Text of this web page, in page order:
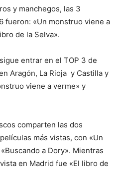
y manchegos, las 3
fueron: «Un monstruo viene a
de la Selva».
entrar en el TOP 3 de
Aragón, La Rioja y Castilla y
viene a verme» y
comparten las dos
más vistas, con «Un
a Dory». Mientras
en Madrid fue «El libro de